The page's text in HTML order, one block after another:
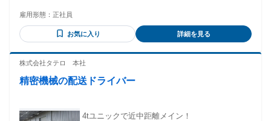
雇用形態： 正社員
お気に入り 詳細を見る
株式会社タテロ 本社
精密機械の配送ドライバー
4tユニックで近中距離メイン！